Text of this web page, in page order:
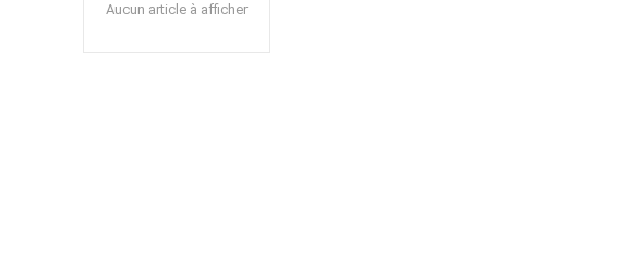
Aucun article à afficher